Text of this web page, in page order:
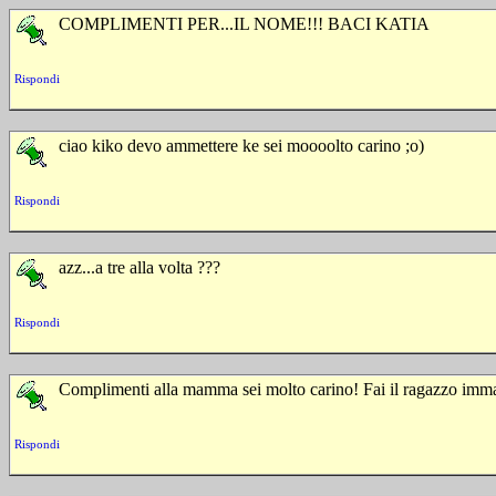
COMPLIMENTI PER...IL NOME!!! BACI KATIA
Rispondi
ciao kiko devo ammettere ke sei moooolto carino ;o)
Rispondi
azz...a tre alla volta ???
Rispondi
Complimenti alla mamma sei molto carino! Fai il ragazzo
Rispondi